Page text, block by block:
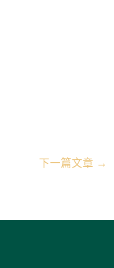
下一篇文章 →